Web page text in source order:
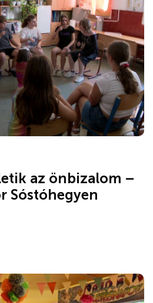
az önbizalom –
Sóstóhegyen